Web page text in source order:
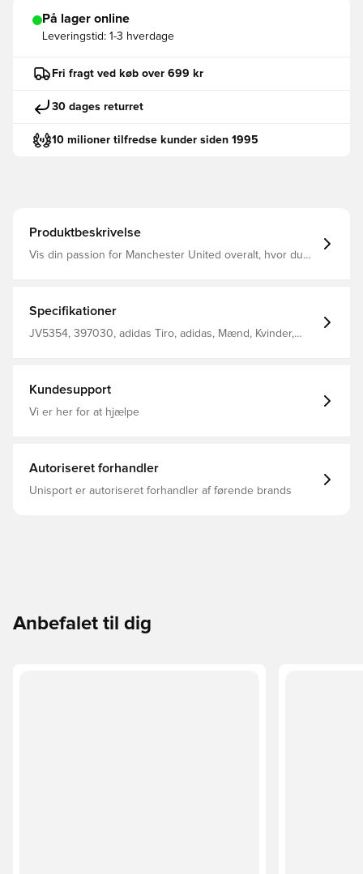
På lager online
Leveringstid: 1-3 hverdage
Fri fragt ved køb over 699 kr
30 dages returret
10 milioner tilfredse kunder siden 1995
Produktbeskrivelse
Vis din passion for Manchester United overalt, hvor du
at sætte fokus på din fodboldfandom. Strækbart materiale
og AEROREADY arbejder sammen for at holde dig mobil
og fugt under kontrol. Almindelig pasform Elastiktalje med
anklerne
Specifikationer
JV5354, 397030, adidas Tiro, adidas, Mænd, Kvinder,
Kundesupport
Vi er her for at hjælpe
Autoriseret forhandler
Unisport er autoriseret forhandler af førende brands
Anbefalet til dig